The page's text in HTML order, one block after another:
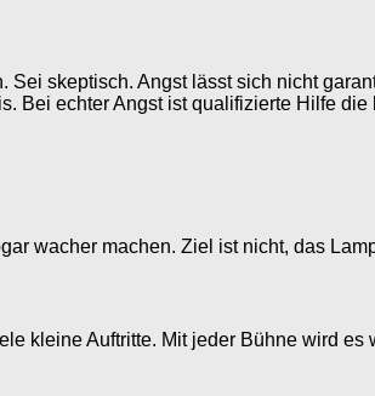
skeptisch. Angst lässt sich nicht
Bei echter Angst ist qualifizierte Hilfe
wacher machen. Ziel ist nicht, das
kleine Auftritte. Mit jeder Bühne wird